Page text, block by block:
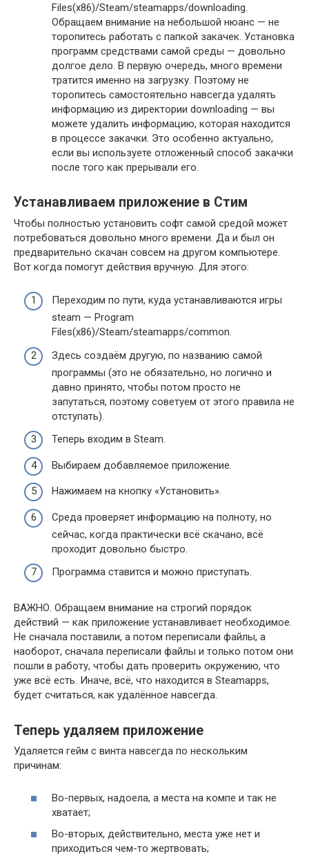
Files(x86)/Steam/steamapps/downloading.
Обращаем внимание на небольшой нюанс — не
торопитесь работать с папкой закачек. Установка
программ средствами самой среды — довольно
долгое дело. В первую очередь, много времени
тратится именно на загрузку. Поэтому не
торопитесь самостоятельно навсегда удалять
информацию из директории downloading — вы
можете удалить информацию, которая находится
в процессе закачки. Это особенно актуально,
если вы используете отложенный способ закачки
после того как прерывали его.
Устанавливаем приложение в Стим
Чтобы полностью установить софт самой средой может
потребоваться довольно много времени. Да и был он
предварительно скачан совсем на другом компьютере.
Вот когда помогут действия вручную. Для этого:
Переходим по пути, куда устанавливаются игры
steam — Program
Files(x86)/Steam/steamapps/common.
Здесь создаём другую, по названию самой
программы (это не обязательно, но логично и
давно принято, чтобы потом просто не
запутаться, поэтому советуем от этого правила не
отступать).
Теперь входим в Steam.
Выбираем добавляемое приложение.
Нажимаем на кнопку «Установить».
Среда проверяет информацию на полноту, но
сейчас, когда практически всё скачано, всё
проходит довольно быстро.
Программа ставится и можно приступать.
ВАЖНО. Обращаем внимание на строгий порядок
действий — как приложение устанавливает необходимое.
Не сначала поставили, а потом переписали файлы, а
наоборот, сначала переписали файлы и только потом они
пошли в работу, чтобы дать проверить окружению, что
уже всё есть. Иначе, всё, что находится в Steamapps,
будет считаться, как удалённое навсегда.
Теперь удаляем приложение
Удаляется гейм с винта навсегда по нескольким
причинам:
Во-первых, надоела, а места на компе и так не
хватает;
Во-вторых, действительно, места уже нет и
приходиться чем-то жертвовать;